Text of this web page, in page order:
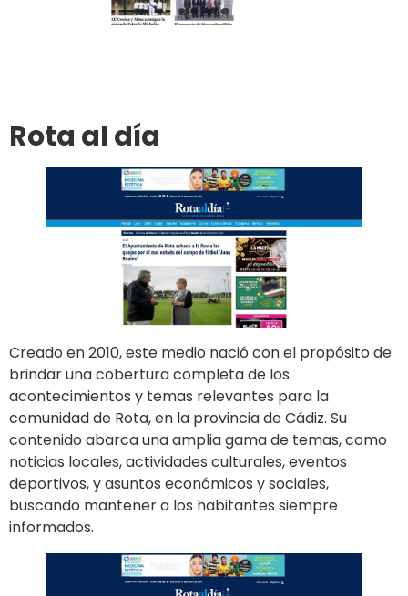
Rota al día
Creado en 2010, este medio nació con el propósito de
brindar una cobertura completa de los
acontecimientos y temas relevantes para la
comunidad de Rota, en la provincia de Cádiz. Su
contenido abarca una amplia gama de temas, como
noticias locales, actividades culturales, eventos
deportivos, y asuntos económicos y sociales,
buscando mantener a los habitantes siempre
informados.